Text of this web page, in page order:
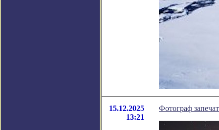
15.12.2025
13:21
Фотограф